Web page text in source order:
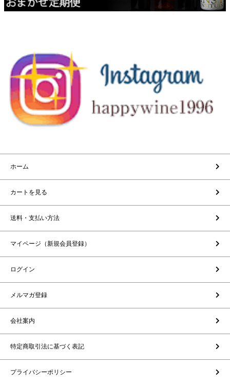
ホーム
カートを見る
送料・支払い方法
マイページ（新規会員登録）
ログイン
メルマガ登録
会社案内
特定商取引法に基づく表記
プライバシーポリシー